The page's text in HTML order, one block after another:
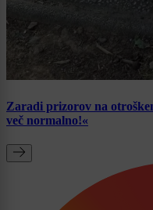
Zaradi prizorov na
več normalno!«